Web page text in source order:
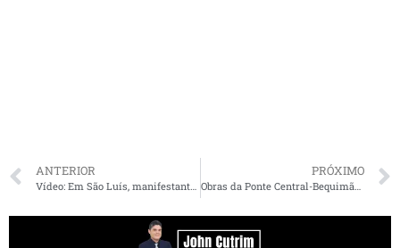
ANTERIOR PRÓXIMO
Obras da Ponte Central-Bequimão avançam mesmo com perfuração de estacas embaixo d’água